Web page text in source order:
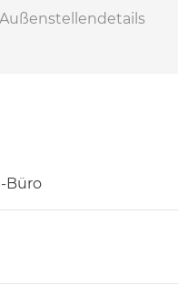
Außenstellendetails
Büro